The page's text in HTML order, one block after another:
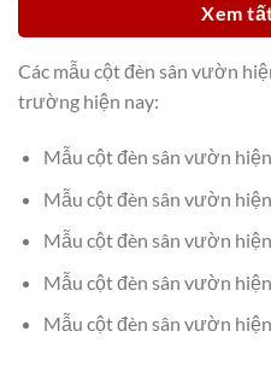
Xem
Các mẫu cột đèn sân vườn
trường hiện nay:
Mẫu cột đèn sân vườn
Mẫu cột đèn sân vườn
Mẫu cột đèn sân vườn
Mẫu cột đèn sân vườn
Mẫu cột đèn sân vườn